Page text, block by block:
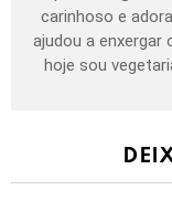
carinhoso e
ajudou a enxergar
hoje sou